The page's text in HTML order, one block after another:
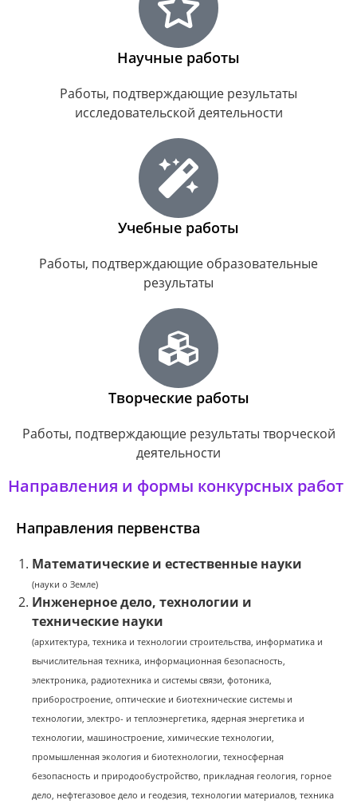
Научные работы
Работы, подтверждающие результаты
исследовательской деятельности
Учебные работы
Работы, подтверждающие образовательные
результаты
Творческие работы
Работы, подтверждающие результаты творческой
деятельности
Направления и формы конкурсных работ
Направления первенства
Математические и естественные науки
(науки о Земле)
Инженерное дело, технологии и
технические науки
(архитектура, техника и технологии строительства, информатика и
вычислительная техника, информационная безопасность,
электроника, радиотехника и системы связи, фотоника,
приборостроение, оптические и биотехнические системы и
технологии, электро- и теплоэнергетика, ядерная энергетика и
технологии, машиностроение, химические технологии,
промышленная экология и биотехнологии, техносферная
безопасность и природообустройство, прикладная геология, горное
дело, нефтегазовое дело и геодезия, технологии материалов, техника